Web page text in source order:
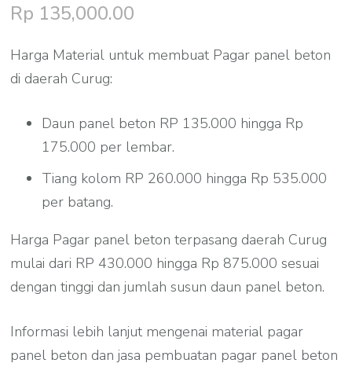
Rp 135,000.00
Harga Material untuk membuat Pagar panel beton
di daerah Curug:
Daun panel beton RP 135.000 hingga Rp
175.000 per lembar.
Tiang kolom RP 260.000 hingga Rp 535.000
per batang.
Harga Pagar panel beton terpasang daerah Curug
mulai dari RP 430.000 hingga Rp 875.000 sesuai
dengan tinggi dan jumlah susun daun panel beton.
Informasi lebih lanjut mengenai material pagar
panel beton dan jasa pembuatan pagar panel beton